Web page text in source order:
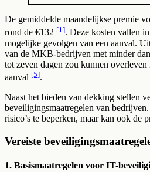
De gemiddelde maandelijkse premie
rond de €132 [1]. Deze kosten vallen
mogelijke gevolgen van een aanval.
van de MKB-bedrijven met minder
tot zeven dagen zou kunnen overleven
aanval [5].
Naast het bieden van dekking stellen
beveiligingsmaatregelen van
risico’s te beperken, maar kan ook de
Vereiste
1. Basismaatregelen voor IT-